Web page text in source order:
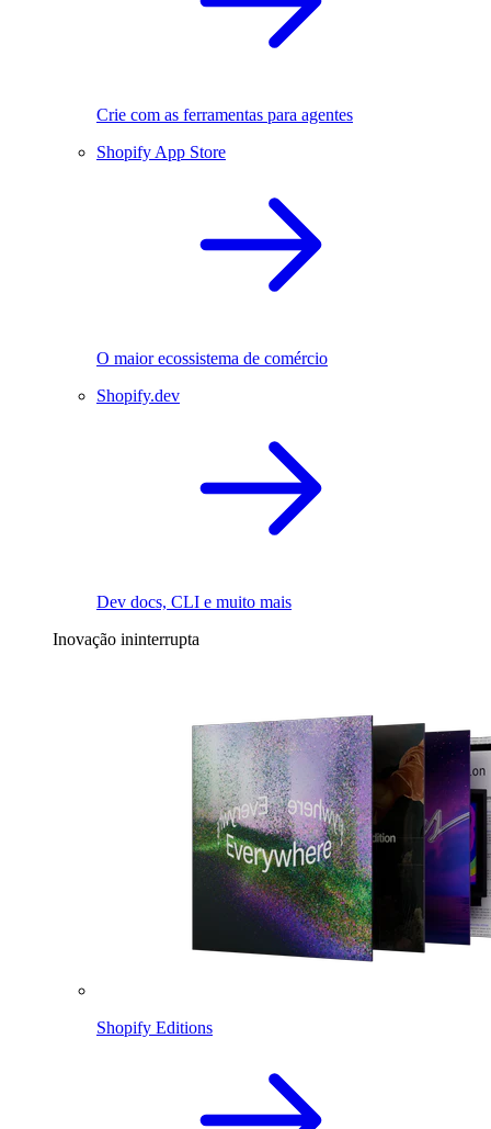
Crie com as ferramentas para agentes
Shopify App Store
O maior ecossistema de comércio
Shopify.dev
Dev docs, CLI e muito mais
Inovação ininterrupta
Shopify Editions